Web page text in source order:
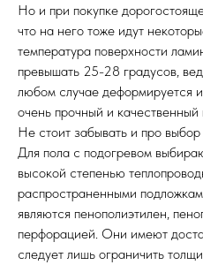
Но и при покупке
что на него тоже идут
температура поверхности
превышать 25-28 градусов,
любом случае деформируется
очень прочный и качественный
Не стоит забывать и про
Для пола с подогревом
высокой степенью
распространенными
являются пенополиэтилен,
перфорацией. Они имеют
следует лишь ограничить